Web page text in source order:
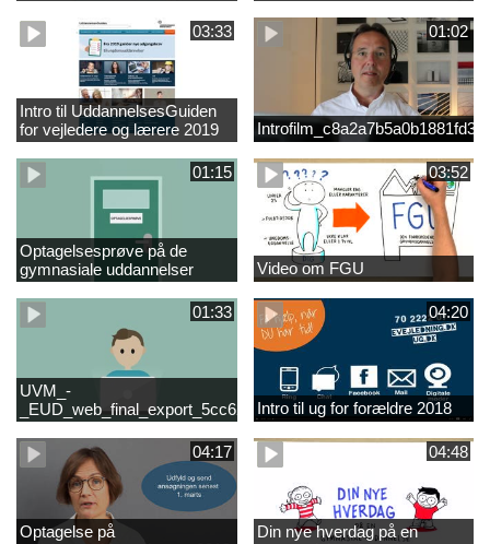
03:33
Intro til UddannelsesGuiden
for vejledere og lærere 2019
01:02
01:15
Optagelsesprøve på de
gymnasiale uddannelser
03:52
Video om FGU
01:33
UVM_-
04:20
Intro til ug for forældre 2018
04:17
Optagelse på
04:48
Din nye hverdag på en